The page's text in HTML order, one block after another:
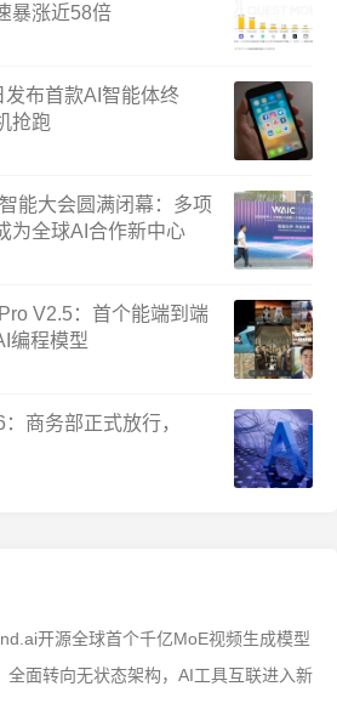
暴涨近58倍
发布首款AI智能体终
抢跑
能大会圆满闭幕：多项
为全球AI合作新中心
V2.5：首个能端到端
编程模型
商务部正式放行，
开源全球首个千亿MoE视频生成模型
全面转向无状态架构，AI工具互联进入新